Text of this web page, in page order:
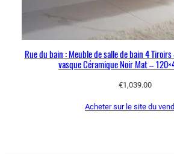
Rue du bain : Meuble de salle de bain 4
vasque Céramique Noir Mat –
€1,039.00
Acheter sur le site du